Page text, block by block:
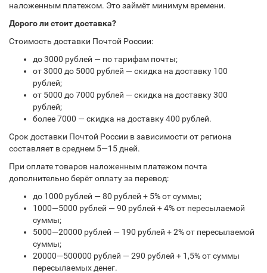
наложенным платежом. Это займёт минимум времени.
Дорого ли стоит доставка?
Стоимость доставки Почтой России:
до 3000 рублей — по тарифам почты;
от 3000 до 5000 рублей — скидка на доставку 100
рублей;
от 5000 до 7000 рублей — скидка на доставку 300
рублей;
более 7000 — скидка на доставку 400 рублей.
Срок доставки Почтой России в зависимости от региона
составляет в среднем 5—15 дней.
При оплате товаров наложенным платежом почта
дополнительно берёт оплату за перевод:
до 1000 рублей — 80 рублей + 5% от суммы;
1000—5000 рублей — 90 рублей + 4% от пересылаемой
суммы;
5000—20000 рублей — 190 рублей + 2% от пересылаемой
суммы;
20000—500000 рублей — 290 рублей + 1,5% от суммы
пересылаемых денег.